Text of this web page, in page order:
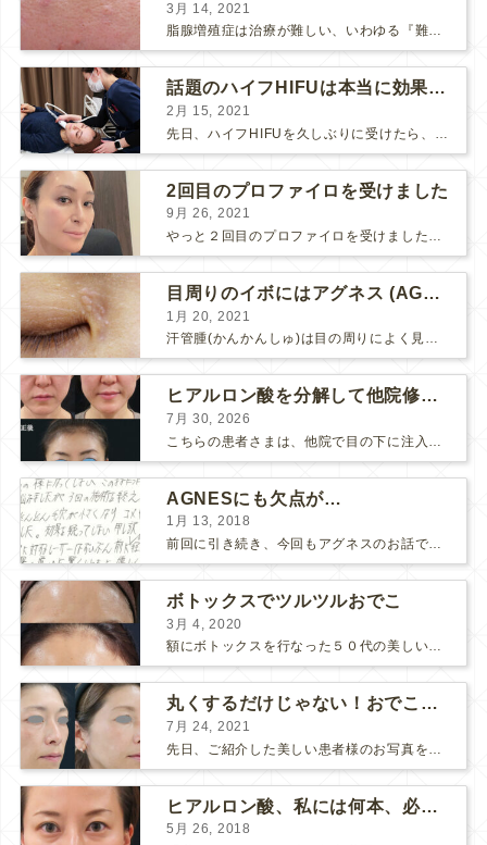
3月 14, 2021
脂腺増殖症は治療が難しい、いわゆる『難治性イボ』です。 脂腺増殖症でググると、治療法として液体窒素、メスやパンチングによる外科的切除、炭酸ガスレーザーなどが出て来ますが、実際のところ、液体窒...
話題のハイフHIFUは本当に効果があるのか？
2月 15, 2021
2回目のプロファイロを受けました
9月 26, 2021
やっと２回目のプロファイロを受けました。 ↑ 写真はプロファイロ翌日です。 この距離の写真では凹凸は映らないですし、 実物も、首がよく見ると凹凸が残っている位で、 それも３日で...
目周りのイボにはアグネス (AGNES）が効く！（ほぼ）ノーダウンタイムのイボ治療
1月 20, 2021
汗管腫(かんかんしゅ)は目の周りによく見られるいぼです。 以前は炭酸ガスレーザーでイボ組織を削って（蒸散とかアブレーションと言います）治療していました。 汗管腫は治療しても再発しやすい難治...
ヒアルロン酸を分解して他院修正（目の下のチンダル現象とその補正）
7月 30, 2026
AGNESにも欠点が…
1月 13, 2018
前回に引き続き、今回もアグネスのお話です。 AGNESはとっても良い治療である一方、 欠点もいくつかありますので、そちらもお話ししておきますね。 AGNESの欠点 1. ダウンタイム A...
ボトックスでツルツルおでこ
3月 4, 2020
額にボトックスを行なった５０代の美しい女性です。 エイジングとともに横ジワが目立つようになって、 キメが乱れてツヤが無くなってきます。 ボトックスを額に注射すると 横ジワが目立たなくな...
丸くするだけじゃない！おでこのヒアルロン酸注射
7月 24, 2021
先日、ご紹介した美しい患者様のお写真を使わせていただいて、おでこのヒアルロン酸注射について説明します。 （≫ 写真の患者様の経過はこちら『２年間で若返って綺麗になられた患者様』） なぜおでこに...
ヒアルロン酸、私には何本、必要ですか？
5月 26, 2018